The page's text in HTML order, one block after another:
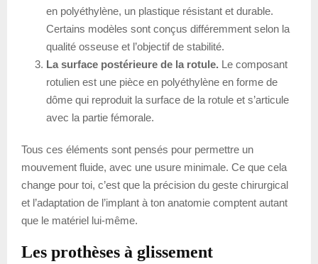
en polyéthylène, un plastique résistant et durable.
Certains modèles sont conçus différemment selon la
qualité osseuse et l’objectif de stabilité.
La surface postérieure de la rotule. Le composant
rotulien est une pièce en polyéthylène en forme de
dôme qui reproduit la surface de la rotule et s’articule
avec la partie fémorale.
Tous ces éléments sont pensés pour permettre un
mouvement fluide, avec une usure minimale. Ce que cela
change pour toi, c’est que la précision du geste chirurgical
et l’adaptation de l’implant à ton anatomie comptent autant
que le matériel lui-même.
Les prothèses à glissement